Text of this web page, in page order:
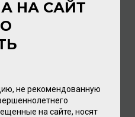
НА САЙТ
не рекомендованную
на сайте, носят